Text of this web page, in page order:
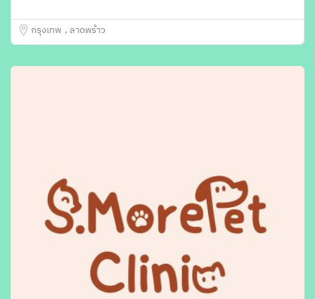
กรุงเทพ ลาดพร้าว